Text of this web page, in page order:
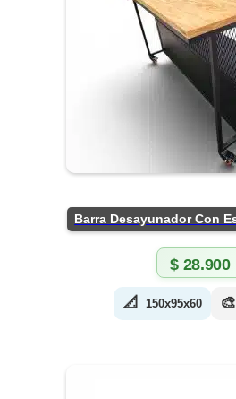
$28.900
📐 150x95x60 🎨